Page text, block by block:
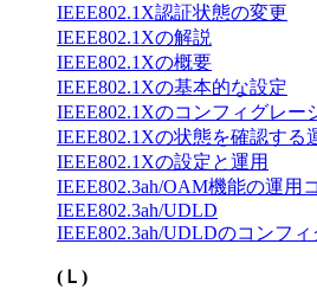
IEEE802.1X認証状態の変更
IEEE802.1Xの解説
IEEE802.1Xの概要
IEEE802.1Xの基本的な設定
IEEE802.1Xのコンフィグレー
IEEE802.1Xの状態を確認する
IEEE802.1Xの設定と運用
IEEE802.3ah/OAM機能の運用
IEEE802.3ah/UDLD
IEEE802.3ah/UDLDのコンフ
(Ｌ)